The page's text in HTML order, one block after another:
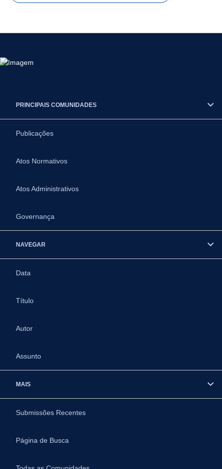
PRINCIPAIS COMUNIDADES
Publicações
Atos Normativos
Atos Administrativos
Governança
NAVEGAR
Data
Título
Autor
Assunto
MAIS
Submissões Recentes
Página de Busca